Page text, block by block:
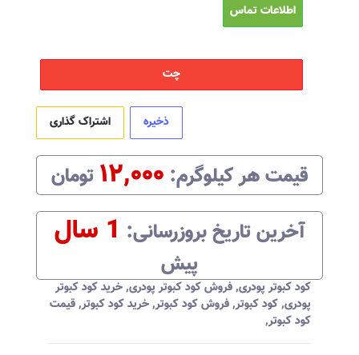
اطلاعات تماس
چت
ذخیره اشتراک گذاری
قیمت هرکیلوگرم:‌ ۱۲,۰۰۰ تومان
آخرین تاریخ بروزرسانی:‌ 1 سال
پیش
کود کبوتر پودری,فروش کود کبوتر پودری,خرید کود کبوتر
پودری,کود کبوتر,فروش کود کبوتر,خرید کود کبوتر,قیمت
کود کبوتر,